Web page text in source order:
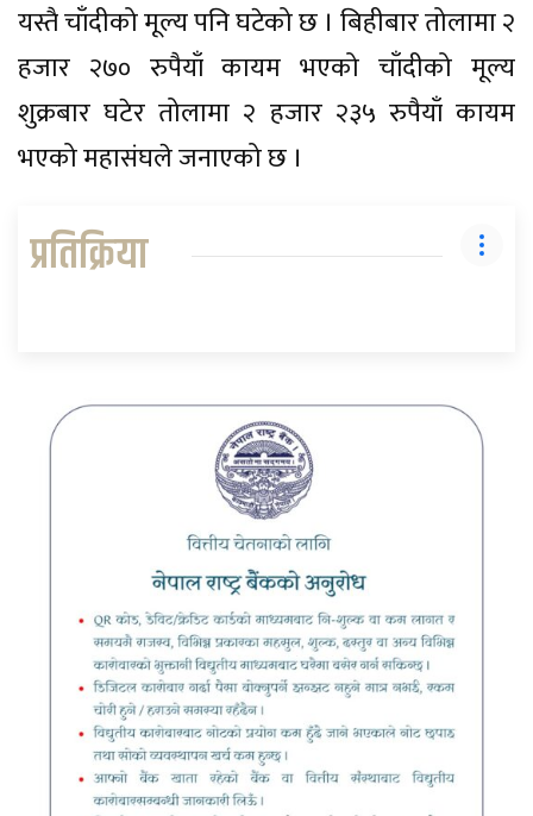
यस्तै चाँदीको मूल्य पनि घटेको छ । बिहीबार तोलामा २
हजार २७० रुपैयाँ कायम भएको चाँदीको मूल्य
शुक्रबार घटेर तोलामा २ हजार २३५ रुपैयाँ कायम
भएको महासंघले जनाएको छ ।
प्रतिक्रिया